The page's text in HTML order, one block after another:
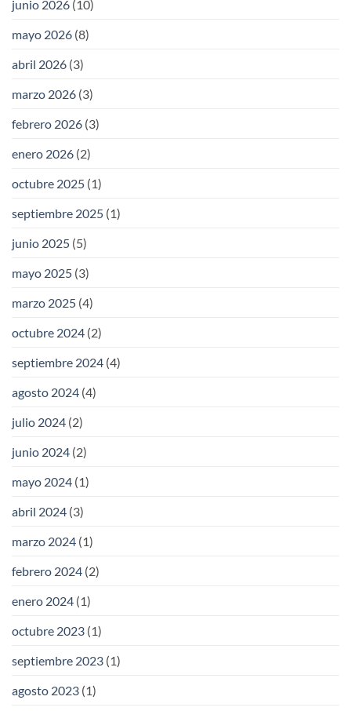
junio 2026 (10)
mayo 2026 (8)
abril 2026 (3)
marzo 2026 (3)
febrero 2026 (3)
enero 2026 (2)
octubre 2025 (1)
septiembre 2025 (1)
junio 2025 (5)
mayo 2025 (3)
marzo 2025 (4)
octubre 2024 (2)
septiembre 2024 (4)
agosto 2024 (4)
julio 2024 (2)
junio 2024 (2)
mayo 2024 (1)
abril 2024 (3)
marzo 2024 (1)
febrero 2024 (2)
enero 2024 (1)
octubre 2023 (1)
septiembre 2023 (1)
agosto 2023 (1)